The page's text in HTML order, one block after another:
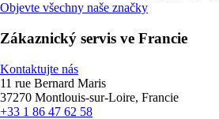
Objevte všechny naše značky
Zákaznický servis ve Francie
Kontaktujte nás
11 rue Bernard Maris
37270 Montlouis-sur-Loire, Francie
+33 1 86 47 62 58